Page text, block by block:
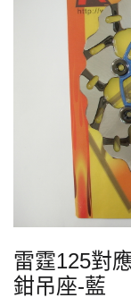
雷霆125對
鉗吊座-藍